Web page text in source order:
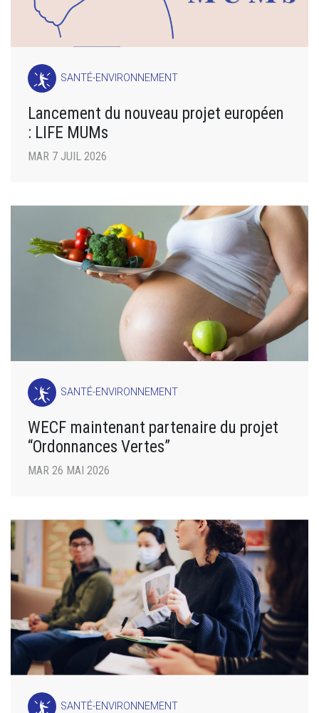
SANTÉ-ENVIRONNEMENT
Lancement du nouveau projet européen
: LIFE MUMs
MAR 7 JUIL 2026
SANTÉ-ENVIRONNEMENT
WECF maintenant partenaire du projet
“Ordonnances Vertes”
MAR 26 MAI 2026
SANTÉ-ENVIRONNEMENT